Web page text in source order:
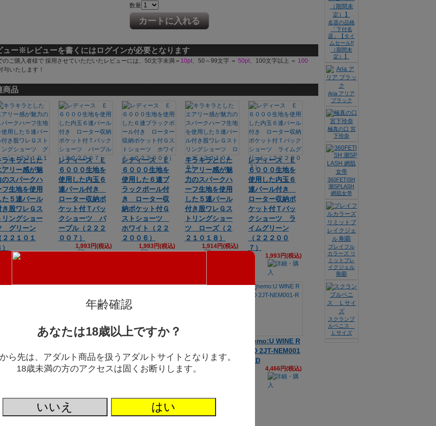
年齢確認
あなたは18歳以上ですか？
ら先は、アダルト商品を扱うアダルトサイトとなります。
18歳未満の方のアクセスは固くお断りします。
いいえ はい
数量
カートに入れる
ュー※レビューを書くにはログインが必要となります
のご購入者様で 採用させていただいたレビューには、50文字未満＝ 10pt、50～99文字 ＝ 50pt、100文字以上 ＝ 100
与いたします！
商品
ラキラとした
アリー感が魅
のスパークハ
フ生地を使用
た５連パール
き股ワレＧス
リングショー
グリーン
２２１０１
1,914円(税込)
レディース Ｅ
６０００生地を
使用した内玉６
連パール付き
ローター収納ポ
ケット付Ｔバッ
クショーツ パ
ープル（２２２
００７）
1,993円(税込)
レディース Ｅ
６０００生地を
使用した６連ブ
ラックボール付
き ローター収
納ポケット付Ｇ
ストショーツ
ホワイト（２２
２００６）
1,993円(税込)
キラキラとした
エアリー感が魅
力のスパークハ
ーフ生地を使用
した５連パール
付き股ワレＧス
トリングショー
ツ ローズ（２
２１０１８）
1,914円(税込)
レディース Ｅ
６０００生地を
使用した内玉６
連パール付き
ローター収納ポ
ケット付Ｔバッ
クショーツ ラ
イムグリーン
（２２２００
７）
1,993円(税込)
した６連ブ
ックボール付
トショーツ
ラック（２２
００６）
ス） 玉響 コ
ットン生地使用
ライズスキャン
ティー ピンク
1,409円(税込)
4,466円(税込) 4,466円(税込)
nemo:U WINE R
ED 2JT-NEM001
-RD
4,466円(税込)
名器の品格
「下付名
器」【タイ
ムセール!!
（期間未
定）】
Aria アリア
ブラック
極真の口 宮
下玲奈
360FETISH
潮SPLASH
網肌女帝
プレイフル
カラーズ リ
ミットブレ
イクジェル
剛覇
スクランブ
ルペニス
Ｌサイズ